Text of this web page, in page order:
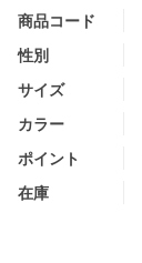
商品コード
性別
サイズ
カラー
ポイント
在庫